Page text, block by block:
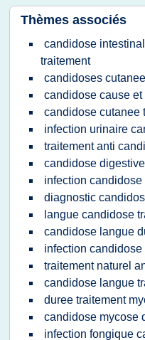
Thèmes associés
candidose
traitement
candidoses
candidose cause et
candidose cutanee
infection urinaire
traitement anti
candidose
infection candidose
diagnostic
langue candidose
candidose langue
infection candidose
traitement naturel
candidose langue
duree traitement
candidose mycose
infection fongique